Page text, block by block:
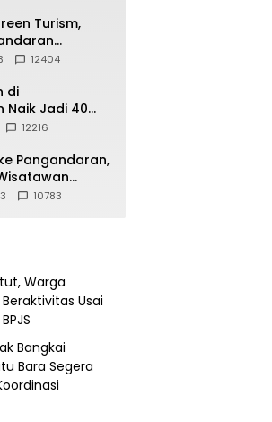
Turism,
12404
di
Naik Jadi 40
12216
Pangandaran,
Arteri
10783
Warga
Usai
Bangkai
Bara Segera